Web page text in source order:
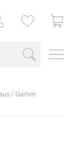
/ Garten